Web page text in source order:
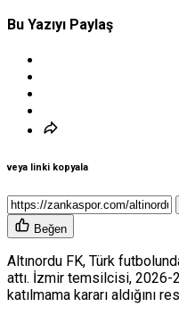
Bu Yazıyı Paylaş
veya linki kopyala
Beğen
Altınordu FK, Türk
attı. İzmir temsilcisi, 2026-
katılmama kararı aldığını